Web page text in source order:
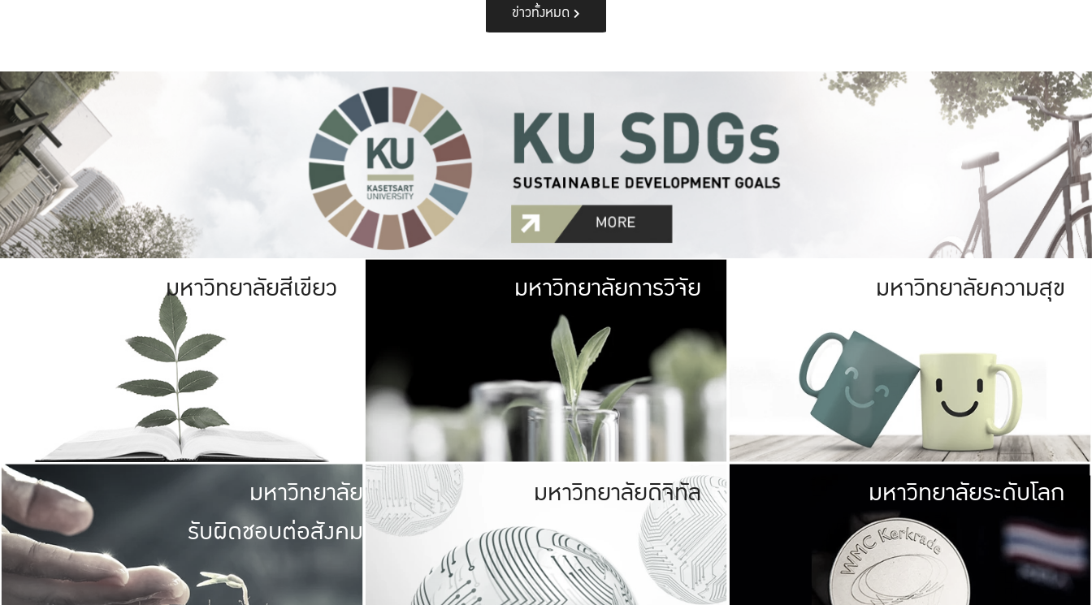
ข่าวทั้งหมด
มหาวิทยาลัยสีเขียว มหาวิทยาลัย
เกษตรศาสตร์ มีพื้นที่เขียวสดใส หนาแน่น
เป็นป่าในเมือง (URBAN FOREST)
เกษตรในเมือง (URBAN AGRICULTURE)
ที่นับรวมกันได้ประมาณ 1,400 ไร่
มหาวิทยาลัยการวิจัย มหาวิทยาลัย
ให้กับประชาชน
มหาวิทยาลัยความสุข
มหาวิทยาลัย
รับผิดชอบต่อสังคม
มหาวิทยาลัยรับผิดชอบต่อสังคม
ร่วมมือกับชุมชน เพื่อความกินดีอยู่ดี
และความสุขอย่างยั่งยืน
มองปัญหาในภาพกว้าง
แก้ไขจากปัญหาจุดเล็กๆ
มหาวิทยาลัยดิจิทัล มหาวิทยา
พร้อมที่จ
และผลักดันในการใช้ระบบส
เพื่อการทำงานแ
มหาวิทยาลัยระดับโลก